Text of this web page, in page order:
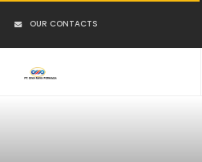
OUR CONTACTS